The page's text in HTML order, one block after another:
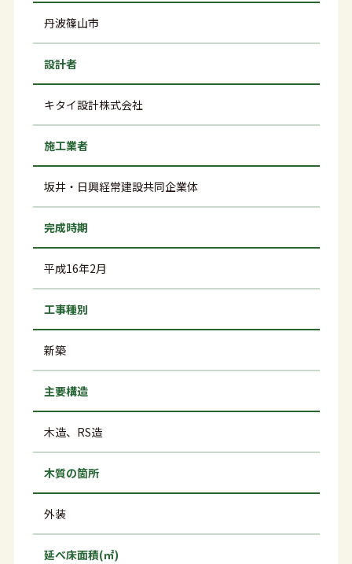
丹波篠山市
設計者
キタイ設計株式会社
施工業者
坂井・日興経常建設共同企業体
完成時期
平成16年2月
工事種別
新築
主要構造
木造、RS造
木質の箇所
外装
延べ床面積(㎡)